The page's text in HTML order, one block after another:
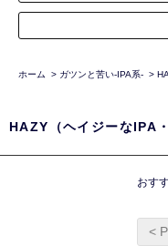
ホーム > ガツンと苦い-IPA系- >
HAZY（ヘイジーなIPA
おす
<